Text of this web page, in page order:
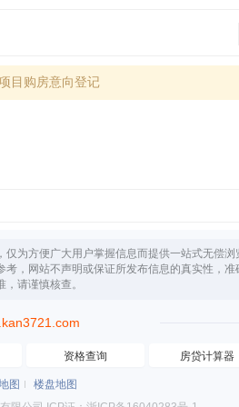
目购房意向登记
为方便广大用户掌握信息而提供一站式无偿浏
，网站不声明或保证所发布信息的真实性，准
请谨慎核查。
资格查询 房贷计算器
图
楼盘地图